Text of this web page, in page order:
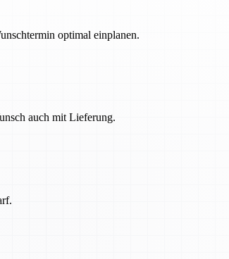
optimal einplanen.
auch mit Lieferung.